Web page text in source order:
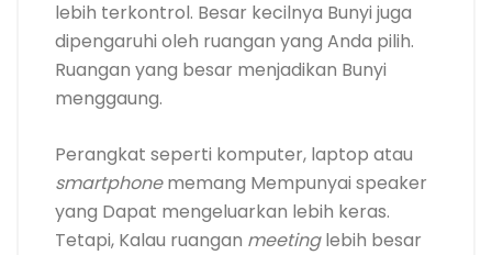
lebih terkontrol. Besar kecilnya Bunyi juga
dipengaruhi oleh ruangan yang Anda pilih.
Ruangan yang besar menjadikan Bunyi
menggaung.
Perangkat seperti komputer, laptop atau
smartphonememang Mempunyai speaker
yang Dapat mengeluarkan lebih keras.
Tetapi, Kalau ruangan meetinglebih besar